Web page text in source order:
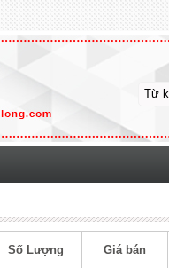
Số Lượng Giá bán